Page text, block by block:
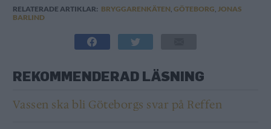
RELATERADE ARTIKLAR: BRYGGARENKÄTEN, GÖTEBORG, JONAS
BARLIND
REKOMMENDERAD LÄSNING
Vassen ska bli Göteborgs svar på Reffen